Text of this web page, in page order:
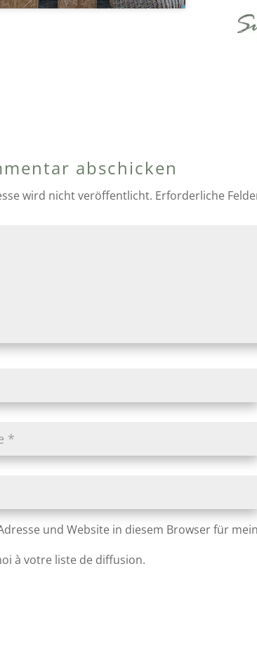
abschicken
wird nicht veröffentlicht. Erforderliche
und Website in diesem Browser für
à votre liste de diffusion.